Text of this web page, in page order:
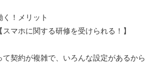
く！メリット
マホに関する研修を受けられる！】
て契約が複雑で、いろんな設定があるから